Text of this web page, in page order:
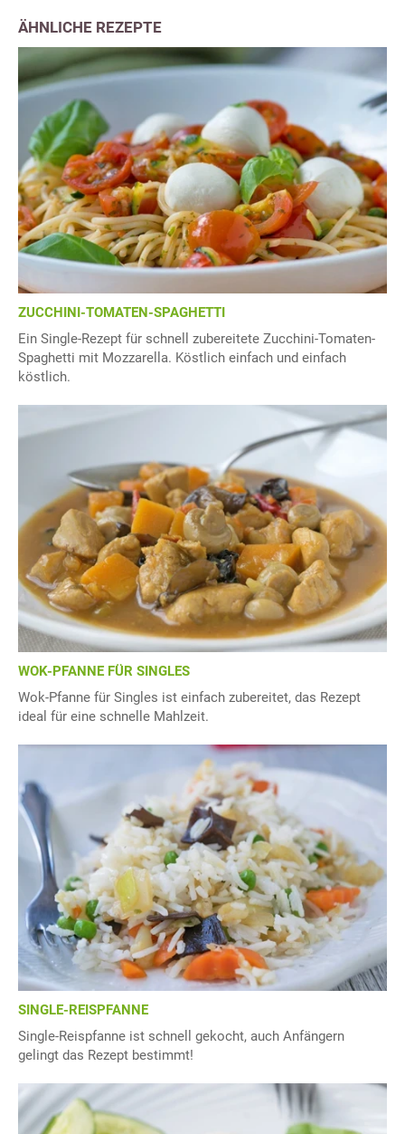
ÄHNLICHE REZEPTE
ZUCCHINI-TOMATEN-SPAGHETTI
Ein Single-Rezept für schnell zubereitete Zucchini-Tomaten-
Spaghetti mit Mozzarella. Köstlich einfach und einfach
köstlich.
WOK-PFANNE FÜR SINGLES
Wok-Pfanne für Singles ist einfach zubereitet, das Rezept
ideal für eine schnelle Mahlzeit.
SINGLE-REISPFANNE
Single-Reispfanne ist schnell gekocht, auch Anfängern
gelingt das Rezept bestimmt!